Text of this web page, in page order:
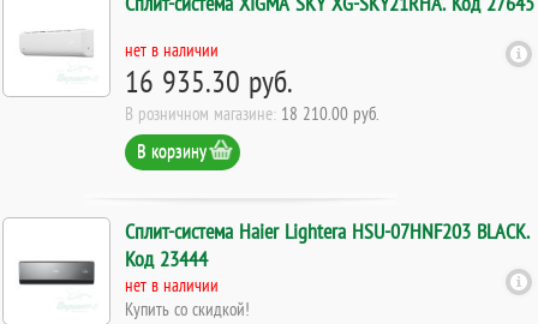
нет в наличии
16 935.30 руб.
В розничном магазине: 18 210.00 руб.
В корзину
Сплит-система Haier Lightera HSU-07HNF203 BLACK.
Код 23444
нет в наличии
Купить со скидкой!